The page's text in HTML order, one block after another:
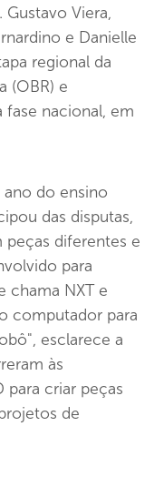
Gustavo Viera,
e Danielle
regional da
(OBR) e
fase nacional, em
ano do ensino
das disputas,
diferentes e
para
chama NXT e
computador para
esclarece a
às
criar peças
de